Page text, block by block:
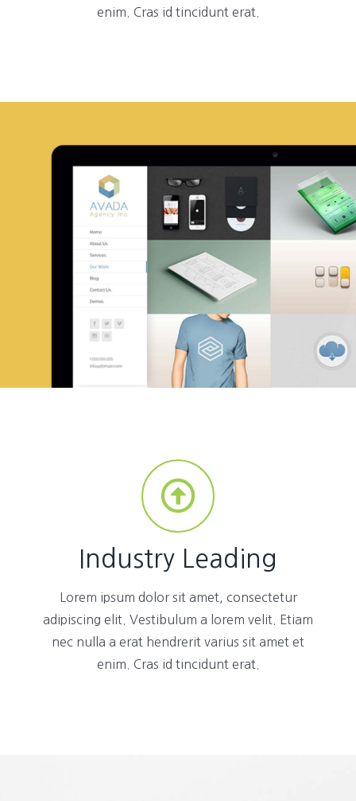
enim. Cras id tincidunt erat.
Industry Leading
Lorem ipsum dolor sit amet, consectetur
adipiscing elit. Vestibulum a lorem velit. Etiam
nec nulla a erat hendrerit varius sit amet et
enim. Cras id tincidunt erat.